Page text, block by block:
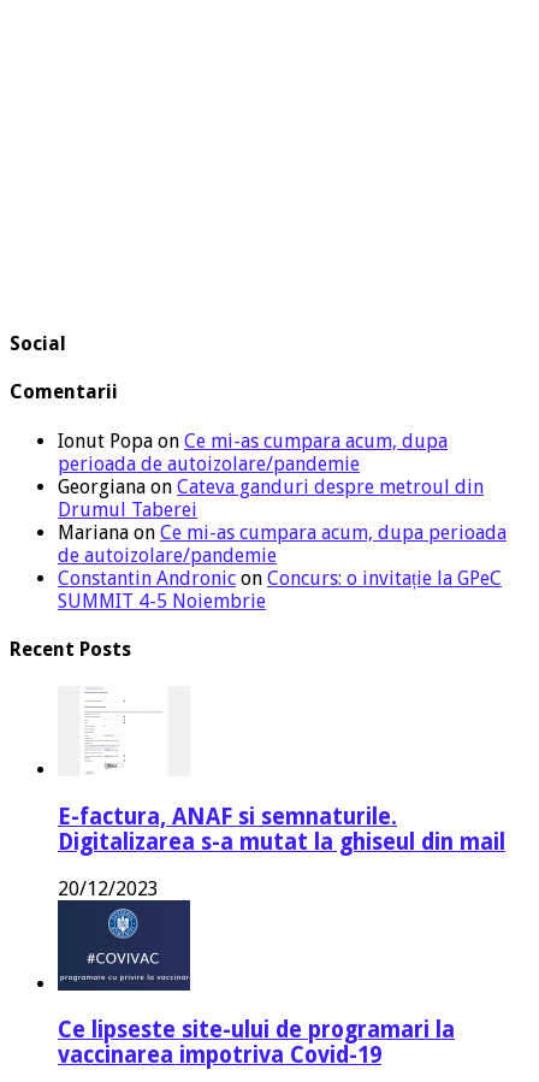
Social
Comentarii
Ionut Popa on Ce mi-as cumpara acum, dupa
perioada de autoizolare/pandemie
Georgiana on Cateva ganduri despre metroul din
Drumul Taberei
Mariana on Ce mi-as cumpara acum, dupa perioada
de autoizolare/pandemie
Constantin Andronic on Concurs: o invitație la GPeC
SUMMIT 4-5 Noiembrie
Recent Posts
E-factura, ANAF si semnaturile.
Digitalizarea s-a mutat la ghiseul din mail
20/12/2023
Ce lipseste site-ului de programari la
vaccinarea impotriva Covid-19